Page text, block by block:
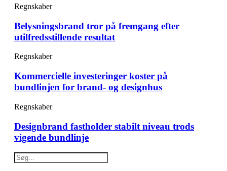
Regnskaber
Belysningsbrand tror på fremgang efter
utilfredsstillende resultat
Regnskaber
Kommercielle investeringer koster på
bundlinjen for brand- og designhus
Regnskaber
Designbrand fastholder stabilt niveau trods
vigende bundlinje